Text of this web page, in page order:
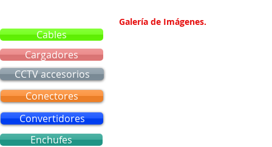
Galería de Imágenes.
Cables
Cargadores
Convertidores
CCTV accesorios
Enchufes
Conectores